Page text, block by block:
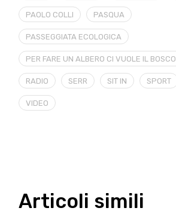
PAOLO COLLI PASQUA
PASSEGGIATA ECOLOGICA
PER FARE UN ALBERO CI VUOLE IL BOSCO
RADIO SERR SIT IN SPORT
VIDEO
Articoli simili